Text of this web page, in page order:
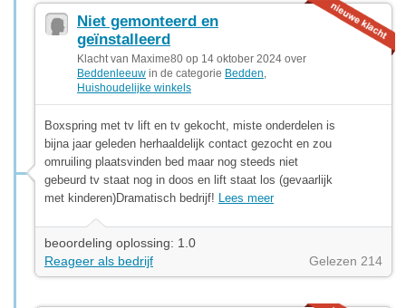
Niet gemonteerd en
geïnstalleerd
Klacht van Maxime80 op 14 oktober 2024 over
Beddenleeuw in de categorie Bedden
Huishoudelijke winkels
Boxspring met tv lift en tv gekocht, miste onderdelen is
bijna jaar geleden herhaaldelijk contact gezocht en zou
omruiling plaatsvinden bed maar nog steeds niet
gebeurd tv staat nog in doos en lift staat los (gevaarlijk
met kinderen)Dramatisch bedrijf! Lees meer
beoordeling oplossing: 1.0
Reageer als bedrijf
Gelezen 214